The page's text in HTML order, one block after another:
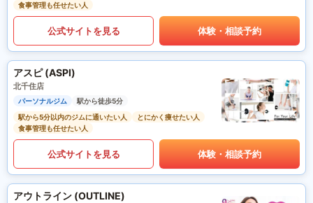
食事管理も任せたい人
公式サイトを見る 体験・相談予約
アスピ (ASPI)
北千住店
パーソナルジム
駅から徒歩5分
駅から5分以内のジムに通いたい人
とにかく痩せたい人
食事管理も任せたい人
公式サイトを見る 体験・相談予約
アウトライン (OUTLINE)